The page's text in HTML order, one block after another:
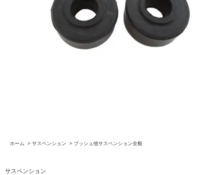
ホーム > サスペンション > ブッシュ他サスペンション全般
サスペンション